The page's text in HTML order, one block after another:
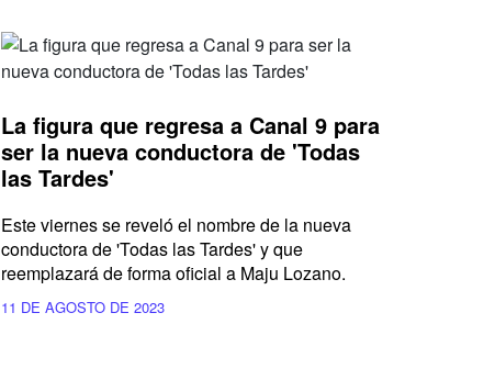
La figura que regresa a Canal 9 para
ser la nueva conductora de 'Todas
las Tardes'
Este viernes se reveló el nombre de la nueva
conductora de 'Todas las Tardes' y que
reemplazará de forma oficial a Maju Lozano.
11 DE AGOSTO DE 2023